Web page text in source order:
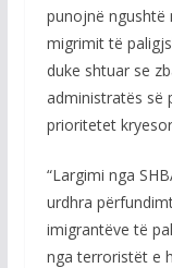
punojnë ngushtë
migrimit të
duke shtuar se
administratës së
prioritetet
“Largimi nga
urdhra
imigrantëve të
nga terroristët e